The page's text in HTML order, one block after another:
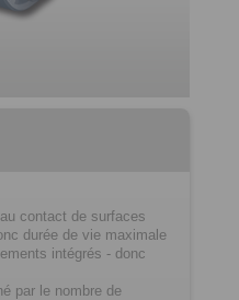
contact de surfaces
durée de vie maximale
intégrés - donc
par le nombre de